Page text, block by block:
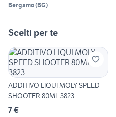
Bergamo(BG)
Scelti per te
ADDITIVO LIQUI MOLY SPEED
SHOOTER 80ML 3823
7 €